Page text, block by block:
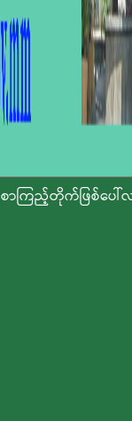
စာကြည့်တိုက်ဖြစ်ပေါ်